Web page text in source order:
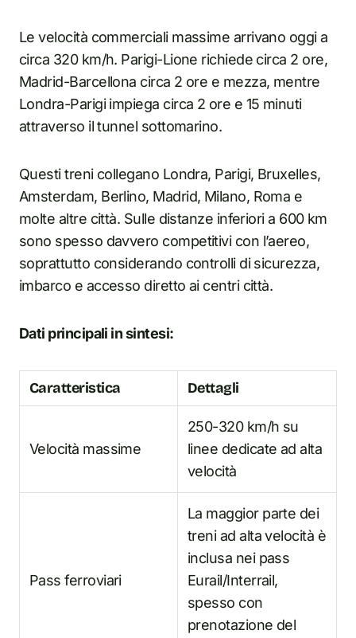
Le velocità commerciali massime arrivano oggi a
circa 320 km/h. Parigi-Lione richiede circa 2 ore,
Madrid-Barcellona circa 2 ore e mezza, mentre
Londra-Parigi impiega circa 2 ore e 15 minuti
attraverso il tunnel sottomarino.
Questi treni collegano Londra, Parigi, Bruxelles,
Amsterdam, Berlino, Madrid, Milano, Roma e
molte altre città. Sulle distanze inferiori a 600 km
sono spesso davvero competitivi con l’aereo,
soprattutto considerando controlli di sicurezza,
imbarco e accesso diretto ai centri città.
Dati principali in sintesi:
Caratteristica Dettagli
Velocità massime
250-320 km/h su
linee dedicate ad alta
velocità
Pass ferroviari
La maggior parte dei
treni ad alta velocità è
inclusa nei pass
Eurail/Interrail,
spesso con
prenotazione del